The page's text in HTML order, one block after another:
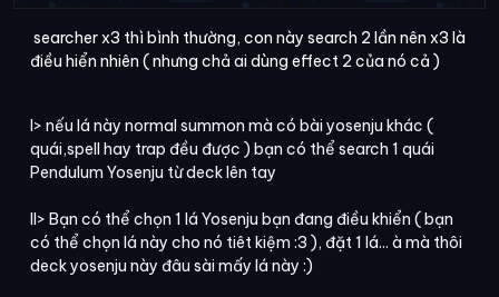
searcher x3 thì bình thường, con này search 2 lần nên x3 là
điều hiển nhiên ( nhưng chả ai dùng effect 2 của nó cả )
I> nếu lá này normal summon mà có bài yosenju khác (
quái,spell hay trap đều được ) bạn có thể search 1 quái
Pendulum Yosenju từ deck lên tay
II> Bạn có thể chọn 1 lá Yosenju bạn đang điều khiển ( bạn
có thể chọn lá này cho nó tiêt kiệm :3 ), đặt 1 lá... à mà thôi
deck yosenju này đâu sài mấy lá này :)